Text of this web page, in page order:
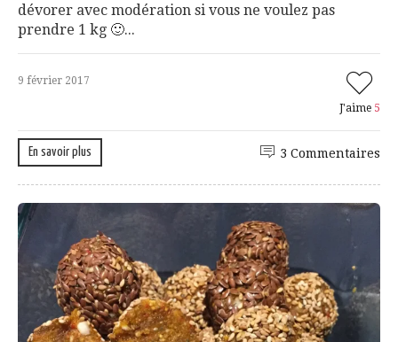
dévorer avec modération si vous ne voulez pas
prendre 1 kg 🙂...
9 février 2017
J'aime 5
En savoir plus 3 Commentaires